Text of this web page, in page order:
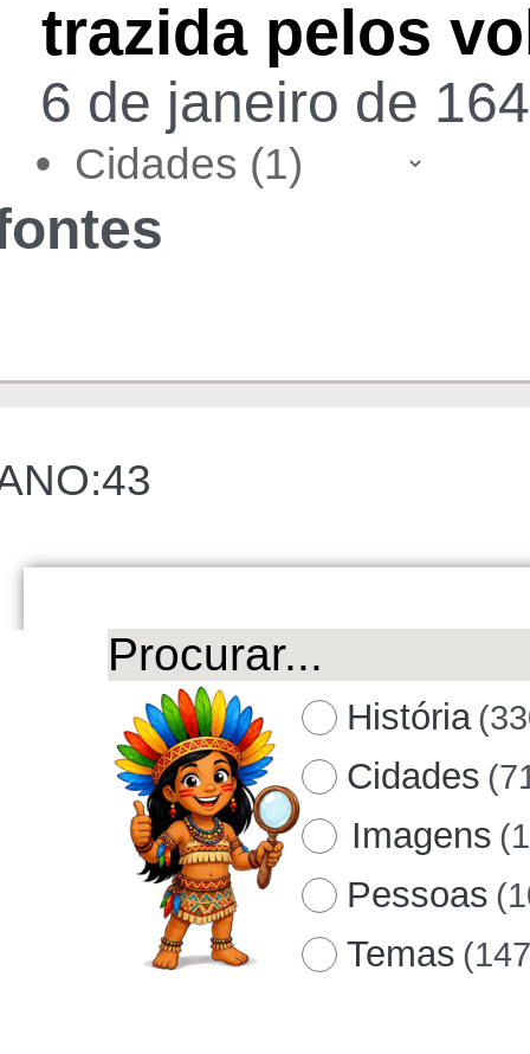
trazida pelos
6 de janeiro de
•
História
Cidades
Imagens
Pessoas
Temas